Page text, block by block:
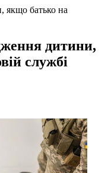
якщо батько на
дитини,
службі